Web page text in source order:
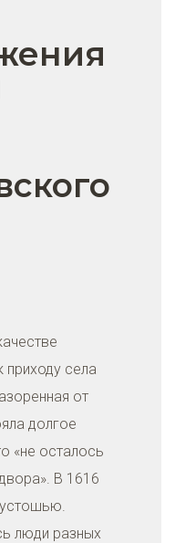
приходу села
от
долгое
«не осталось
В 1616
люди разных